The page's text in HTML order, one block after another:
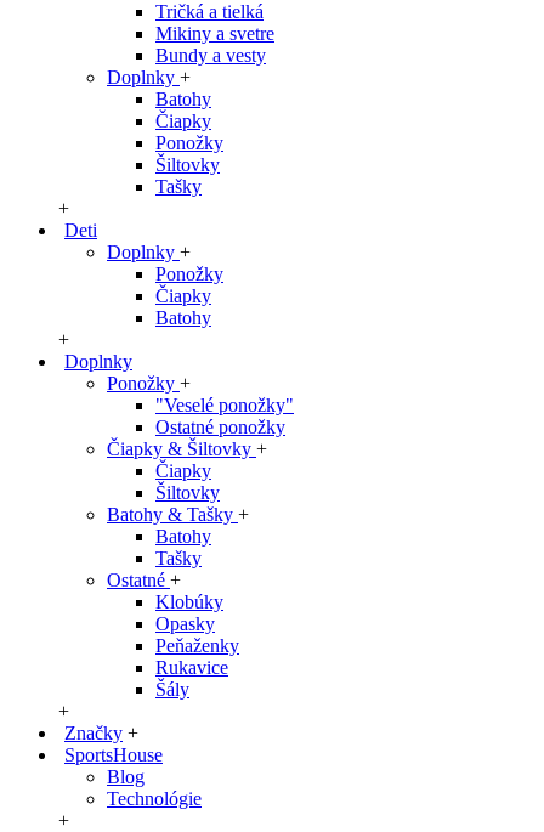
Tričká a tielká
Mikiny a svetre
Bundy a vesty
Doplnky +
Batohy
Čiapky
Ponožky
Šiltovky
Tašky
+
Deti
Doplnky +
Ponožky
Čiapky
Batohy
+
Doplnky
Ponožky +
"Veselé ponožky"
Ostatné ponožky
Čiapky & Šiltovky +
Čiapky
Šiltovky
Batohy & Tašky +
Batohy
Tašky
Ostatné +
Klobúky
Opasky
Peňaženky
Rukavice
Šály
+
Značky +
SportsHouse
Blog
Technológie
+